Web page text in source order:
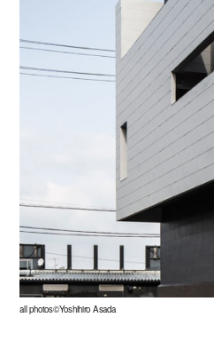
all photos©Yoshihiro Asada